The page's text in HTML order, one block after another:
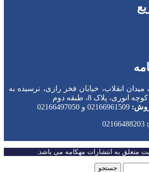
میدان انقلاب، خیابان فخر رازی، نرسیده به
پلاک 8، طبقه دوم
02166961509 و 02166497050
متعلق به انتشارات مهکامه می باشد.
جستجو